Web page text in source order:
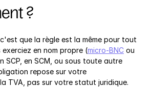
?
que la règle est la même pour tout
exerciez en nom propre (micro-BNC
SCP, en SCM, ou sous toute autre
repose sur votre
TVA, pas sur votre statut juridique.